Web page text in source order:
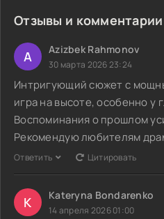
Отзывы и комментарии
A Azizbek Rahmonov
30 марта 2026 23:24
Интригующий сюжет с
игра на высоте, особенно у
Воспоминания о прошлом
Рекомендую любителям
Ответить Цитировать
K Kateryna Bondarenko
14 апреля 2026 01:00